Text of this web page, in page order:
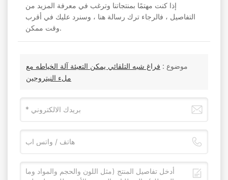
إذا كنت مهتمًا بمنتجاتنا وترغب في معرفة المزيد من
التفاصيل ، فالرجاء ترك رسالة هنا ، وسنرد عليك في أقرب
وقت ممكن.
موضوع : فراغ شبه التلقائي يمكن التعبئة آلة الخياطه مع
ملء النيتروجين